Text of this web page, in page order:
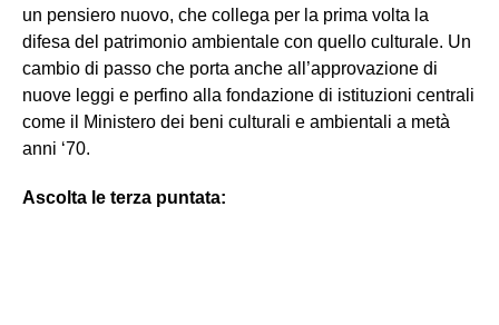
un pensiero nuovo, che collega per la prima volta la
difesa del patrimonio ambientale con quello culturale. Un
cambio di passo che porta anche all’approvazione di
nuove leggi e perfino alla fondazione di istituzioni centrali
come il Ministero dei beni culturali e ambientali a metà
anni ‘70.
Ascolta le terza puntata: